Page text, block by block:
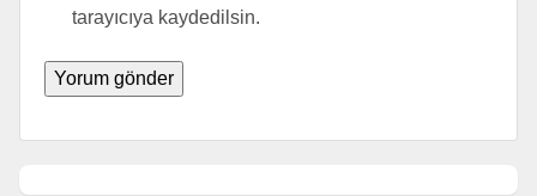
tarayıcıya kaydedilsin.